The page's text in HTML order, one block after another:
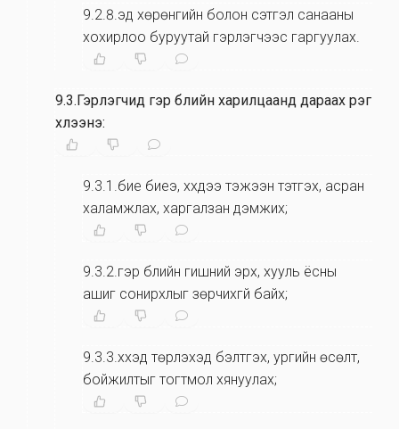
9.2.8.эд хөрөнгийн болон сэтгэл санааны
хохирлоо буруутай гэрлэгчээс гаргуулах.
9.3.Гэрлэгчид гэр бүлийн харилцаанд дараах үүрэг
хүлээнэ:
9.3.1.бие биеэ, хүүхдээ тэжээн тэтгэх, асран
халамжлах, харгалзан дэмжих;
9.3.2.гэр бүлийн гишүүний эрх, хууль ёсны
ашиг сонирхлыг зөрчихгүй байх;
9.3.3.хүүхэд төрүүлэхэд бэлтгэх, ургийн өсөлт,
бойжилтыг тогтмол хянуулах;